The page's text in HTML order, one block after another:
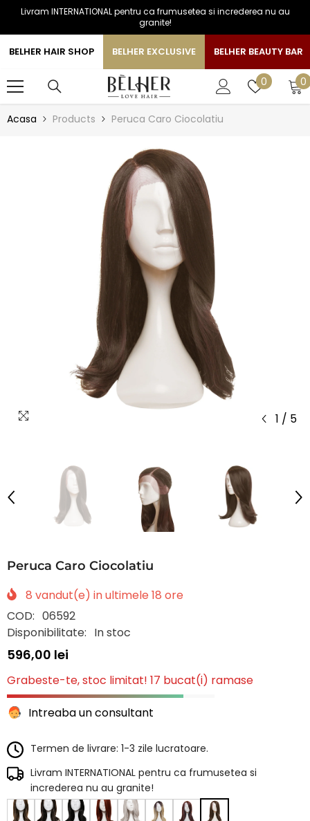
SARI LA CONTINUT
Livram INTERNATIONAL pentru ca frumusetea si increderea nu au
granite!
BELHER HAIR SHOP BELHER EXCLUSIVE BELHER BEAUTY BAR
0 Liste
00
Acasa Products Peruca Caro Ciocolatiu
1 / 5
Peruca Caro Ciocolatiu
8 vandut(e) in ultimele 18 ore
COD: 06592
Disponibilitate: In stoc
596,00 lei
Grabeste-te, stoc limitat! 17 bucat(i) ramase
Intreaba un consultant
Termen de livrare: 1-3 zile lucratoare.
Livram INTERNATIONAL pentru ca frumusetea si
increderea nu au granite!